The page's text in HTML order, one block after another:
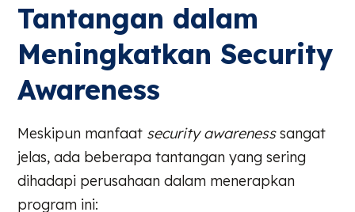
Tantangan dalam
Meningkatkan Security
Awareness
Meskipun manfaat security awarenesssangat
jelas, ada beberapa tantangan yang sering
dihadapi perusahaan dalam menerapkan
program ini: